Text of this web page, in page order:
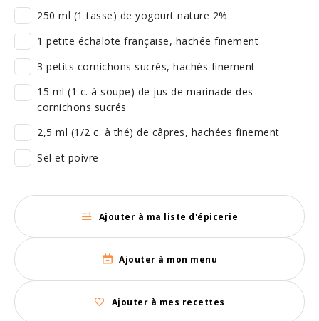
250 ml (1 tasse) de yogourt nature 2%
1 petite échalote française, hachée finement
3 petits cornichons sucrés, hachés finement
15 ml (1 c. à soupe) de jus de marinade des
cornichons sucrés
2,5 ml (1/2 c. à thé) de câpres, hachées finement
Sel et poivre
Ajouter à ma liste d'épicerie
Ajouter à mon menu
Ajouter à mes recettes